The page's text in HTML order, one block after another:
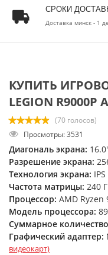
СРОКИ
КУПИТЬ
LEGION R9000P
(70 голосов)
Просмотры: 3531
Диагональ экрана:
Разрешение экрана:
Технология экрана: IPS
Частота матрицы: 240
Процессор: AMD Ryzen
Модель процессора:
Суммарное
Графический адаптер:
видеокарт)